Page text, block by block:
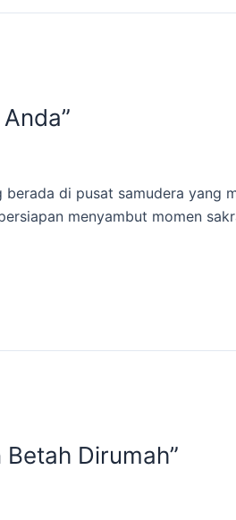
di pusat samudera yang
menyambut momen
Dirumah”